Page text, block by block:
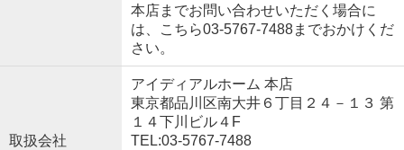
本店までお問い合わせいただく場合に
は、こちら03-5767-7488までおかけくだ
さい。
取扱会社
アイディアルホーム 本店
東京都品川区南大井６丁目２４－１３ 第
１４下川ビル４F
TEL:03-5767-7488